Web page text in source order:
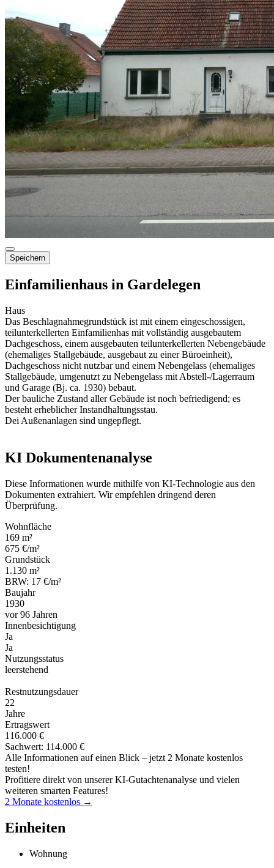
Speichern
Einfamilienhaus in Gardelegen
Haus
Das Beschlagnahmegrundstück ist mit einem eingeschossigen,
teilunterkellerten Einfamilienhas mit vollständig ausgebautem
Dachgeschoss, einem ausgebauten teilunterkellerten Nebengebäude
(ehemaliges Stallgebäude, ausgebaut zu einer Büroeinheit),
Dachgeschoss nicht nutzbar und einem Nebengelass (ehemaliges
Stallgebäude, umgenutzt zu Nebengelass mit Abstell-/Lagerraum
und Garage (Bj. ca. 1930) bebaut.
Der bauliche Zustand aller Gebäude ist noch befriedigend; es
besteht erheblicher Instandhaltungsstau.
Dei Außenanlagen sind ungepflegt.
KI Dokumentenanalyse
Diese Informationen wurde mithilfe von KI-Technologie aus den
Dokumenten extrahiert. Wir empfehlen dringend deren
Überprüfung.
Wohnfläche
169 m²
675 €/m²
Grundstück
1.130 m²
BRW: 17 €/m²
Baujahr
1930
vor 96 Jahren
Innenbesichtigung
Ja
Ja
Nutzungsstatus
leerstehend
Restnutzungsdauer
22
Jahre
Ertragswert
116.000 €
Sachwert: 114.000 €
Alle Informationen auf einen Blick – jetzt 2 Monate kostenlos
testen!
Profitiere direkt von unserer KI-Gutachtenanalyse und vielen
weiteren smarten Features!
2 Monate kostenlos →
Einheiten
Wohnung